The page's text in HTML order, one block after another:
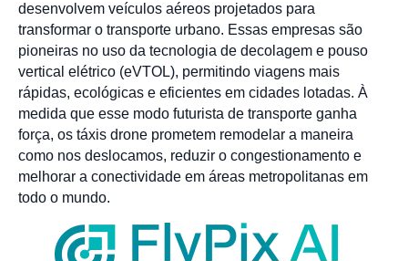
desenvolvem veículos aéreos projetados para
transformar o transporte urbano. Essas empresas são
pioneiras no uso da tecnologia de decolagem e pouso
vertical elétrico (eVTOL), permitindo viagens mais
rápidas, ecológicas e eficientes em cidades lotadas. À
medida que esse modo futurista de transporte ganha
força, os táxis drone prometem remodelar a maneira
como nos deslocamos, reduzir o congestionamento e
melhorar a conectividade em áreas metropolitanas em
todo o mundo.